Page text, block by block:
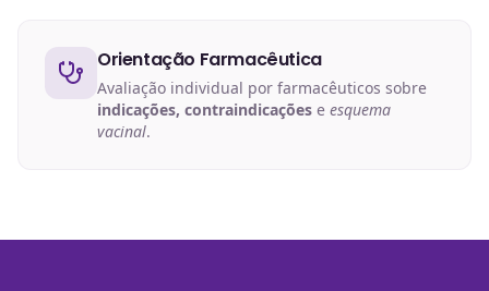
Orientação Farmacêutica
Avaliação individual por farmacêuticos sobre
indicações, contraindicações e esquema
vacinal.